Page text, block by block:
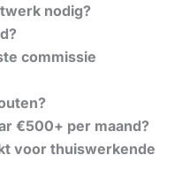
nodig?
commissie
€500+ per maand?
voor thuiswerkende